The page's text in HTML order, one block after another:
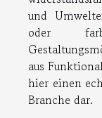
und
oder
aus
hier einen
Branche dar.